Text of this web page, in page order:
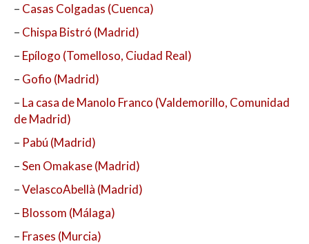
– Casas Colgadas (Cuenca)
– Chispa Bistró (Madrid)
– Epílogo (Tomelloso, Ciudad Real)
– Gofio (Madrid)
– La casa de Manolo Franco (Valdemorillo, Comunidad
de Madrid)
– Pabú (Madrid)
–Sen Omakase (Madrid)
–VelascoAbellà (Madrid)
– Blossom (Málaga)
– Frases (Murcia)